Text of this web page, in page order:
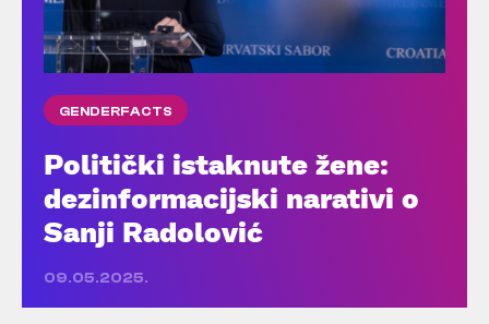
GENDERFACTS
Politički istaknute žene:
dezinformacijski narativi o
Sanji Radolović
09.05.2025.